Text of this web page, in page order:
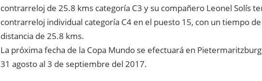
contrarreloj de 25.8 kms categoría C3 y su compañero Leonel Solís
contrarreloj individual categoría C4 en el puesto 15, con un tiempo
distancia de 25.8 kms.
La próxima fecha de la Copa Mundo se efectuará en
31 agosto al 3 de septiembre del 2017.